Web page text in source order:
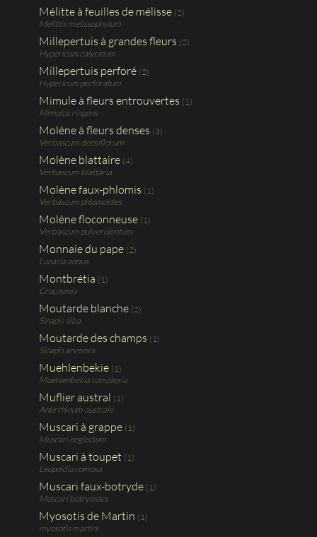
Mélitte à feuilles de mélisse (2)
Melittis melissophylum
Millepertuis à grandes fleurs (2)
Hypericum calycinum
Millepertuis perforé (2)
Hypericum perforatum
Mimule à fleurs entrouvertes (1)
Mimulus ringens
Molène à fleurs denses (3)
Verbascum densiflorum
Molène blattaire (4)
Verbascum blattaria
Molène faux-phlomis (1)
Verbascum phlomoides
Molène floconneuse (1)
Verbascum pulverulentum
Monnaie du pape (2)
Lunaria annua
Montbrétia (1)
Crocosmia
Moutarde blanche (2)
Sinapis alba
Moutarde des champs (1)
Sinapis arvensis
Muehlenbekie (1)
Muehlenbekia complexia
Muflier austral (1)
Antirrhinum australe
Muscari à grappe (1)
Muscari neglectum
Muscari à toupet (1)
Leopoldia comosa
Muscari faux-botryde (1)
Muscari botryoides
Myosotis de Martin (1)
myosotis martini